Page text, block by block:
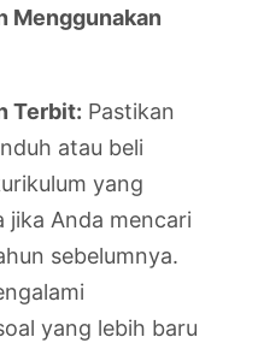
Menggunakan
Terbit: Pastikan
atau beli
yang
jika Anda mencari
sebelumnya.
yang lebih baru